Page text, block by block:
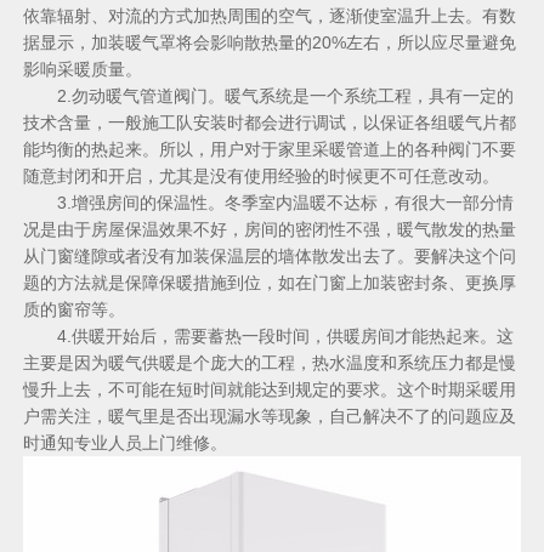
依靠辐射、对流的方式加热周围的空气，逐渐使室温升上去。有数
据显示，加装暖气罩将会影响散热量的20%左右，所以应尽量避免
影响采暖质量。
2.勿动暖气管道阀门。暖气系统是一个系统工程，具有一定的
技术含量，一般施工队安装时都会进行调试，以保证各组暖气片都
能均衡的热起来。所以，用户对于家里采暖管道上的各种阀门不要
随意封闭和开启，尤其是没有使用经验的时候更不可任意改动。
3.增强房间的保温性。冬季室内温暖不达标，有很大一部分情
况是由于房屋保温效果不好，房间的密闭性不强，暖气散发的热量
从门窗缝隙或者没有加装保温层的墙体散发出去了。要解决这个问
题的方法就是保障保暖措施到位，如在门窗上加装密封条、更换厚
质的窗帘等。
4.供暖开始后，需要蓄热一段时间，供暖房间才能热起来。这
主要是因为暖气供暖是个庞大的工程，热水温度和系统压力都是慢
慢升上去，不可能在短时间就能达到规定的要求。这个时期采暖用
户需关注，暖气里是否出现漏水等现象，自己解决不了的问题应及
时通知专业人员上门维修。